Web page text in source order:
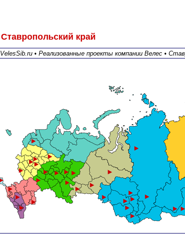
Ставропольский край
VelesSib.ru • Реализованные проекты компании Велес •